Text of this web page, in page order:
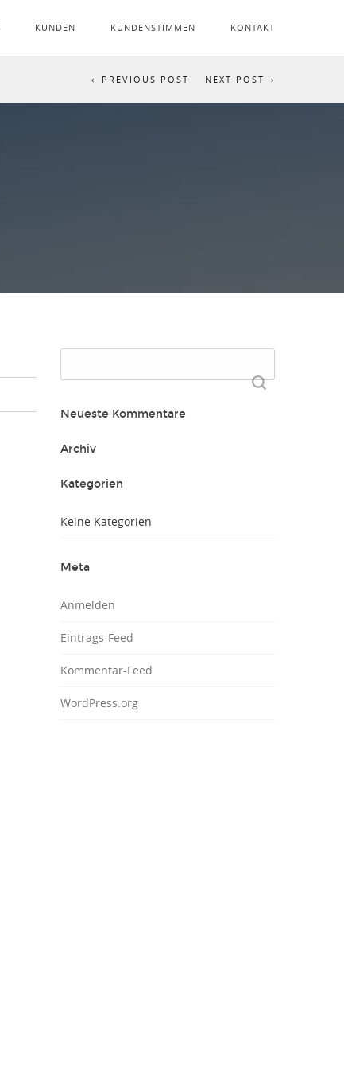
KUNDEN KUNDENSTIMMEN KONTAKT
NEXT POST
PREVIOUS POST
nach:
Neueste Kommentare
Archiv
Kategorien
Keine Kategorien
Meta
Anmelden
Eintrags-Feed
Kommentar-Feed
WordPress.org